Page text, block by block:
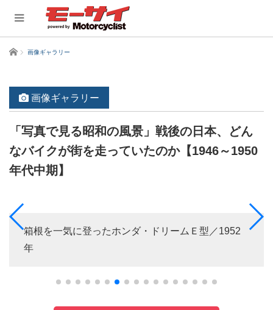
ホーム 画像ギャラリー
画像ギャラリー
「写真で見る昭和の風景」戦後の日本、どん
なバイクが街を走っていたのか【1946～1950
年代中期】
箱根を一気に登ったホンダ・ドリームＥ型／1952
年